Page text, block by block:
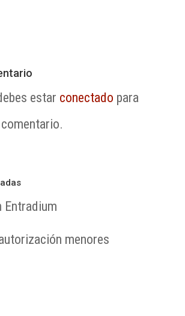
estar conectado para
Entradium
menores